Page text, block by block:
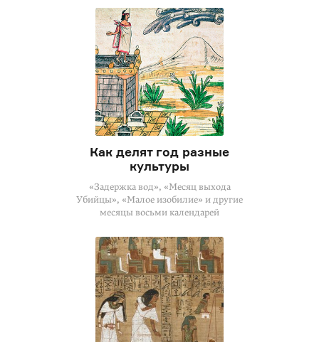
Как делят год разные
культуры
«Задержка вод», «Месяц выхода
Убийцы», «Малое изобилие» и другие
месяцы восьми календарей